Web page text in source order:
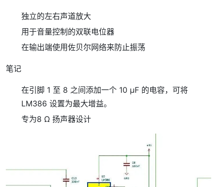
独立的左右声道放大
用于音量控制的双联电位器
在输出端使用佐贝尔网络来防止振荡
笔记
在引脚 1 至 8 之间添加一个 10 µF 的电容，可将
LM386 设置为最大增益。
专为8 Ω 扬声器设计